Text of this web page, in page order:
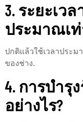
3. ระยะเว
ประมาณเท่
ปกติแล้วใช้เวลาประ
ของช่าง.
4. การบำรุ
อย่างไร?